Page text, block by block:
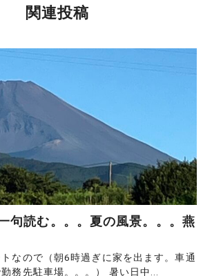
関連投稿
句読む。。。夏の風景。。。燕
なので（朝6時過ぎに家を出ます。車通
務先駐車場。。。） 暑い日中...